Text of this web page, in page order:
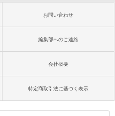
お問い合わせ
編集部へのご連絡
会社概要
特定商取引法に基づく表示